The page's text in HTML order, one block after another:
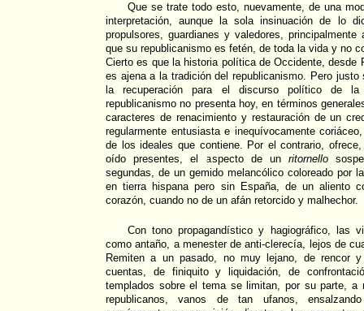
Que se trate todo esto, nuevamente, de una
interpretación, aunque la sola insinuación de lo
propulsores, guardianes y valedores,
que su republicanismo es fetén, de toda la vida y no
Cierto es que la historia política de Occidente, desde
es ajena a la tradición del republicanismo. Pero justo
la recuperación para el discurso político de
republicanismo no presenta hoy, en términos
caracteres de renacimiento y restauración de un
regularmente entusiasta e inequívocamente
de los ideales que contiene. Por el contrario,
oído presentes, el aspecto de un ritornello
segundas, de un gemido melancólico coloreado por
en tierra hispana pero sin España, de un aliento
corazón, cuando no de un afán retorcido y malhechor.
Con tono propagandístico y hagiográfico, las
como antaño, a menester de anti-clerecía, lejos de
Remiten a un pasado, no muy lejano, de rencor
cuentas, de finiquito y liquidación, de
templados sobre el tema se limitan, por su parte, a
republicanos, vanos de tan ufanos,